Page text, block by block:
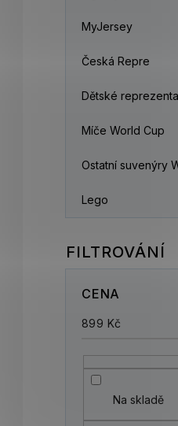
MyJersey
Česká Repre
Dětské
Míče World Cup
Ostatní suvenýry
Lego
CENA
899 Kč
Na skladě